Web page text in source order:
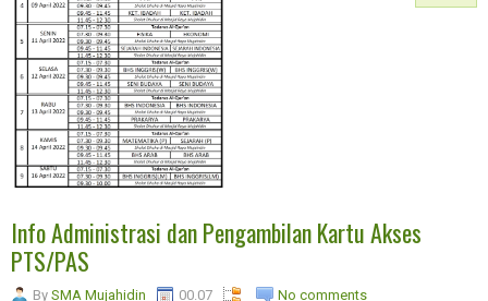
Info Administrasi dan Pengambilan Kartu Akses
PTS/PAS
By SMA Mujahidin 00.07
No comments